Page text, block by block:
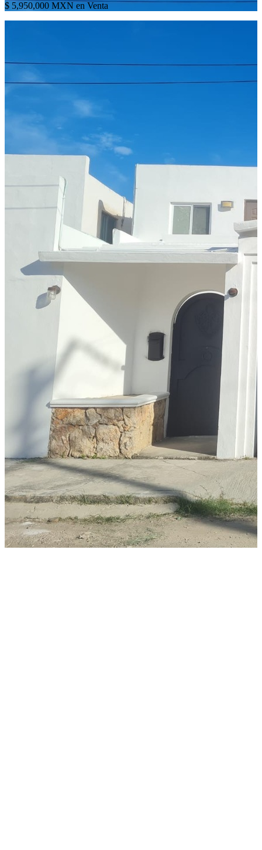
$ 5,950,000 MXN en Venta